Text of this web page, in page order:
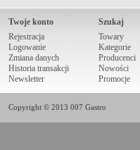
Twoje konto
Rejestracja
Logowanie
Zmiana danych
Historia transakcji
Newsletter
Szukaj
Towary
Kategorie
Producenci
Nowości
Promocje
Copyright © 2013 007 Gastro